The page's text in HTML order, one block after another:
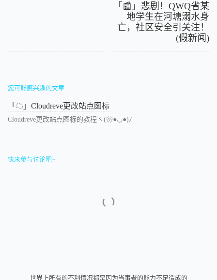
「📰」悲剧！QWQ省某
地学生在河塘溺水身
亡，社区安全引关注！
(假新闻)
您可能感兴趣的文章
「☁」Cloudreve更改站点图标
Cloudreve更改站点图标的教程ヾ(❀●◡●)ﾉ
快来参与讨论吧~
世界上所有的不利情况都是因为当事者的能力不足造成的